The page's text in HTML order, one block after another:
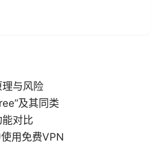
与风险
及其同类
对比
用免费VPN